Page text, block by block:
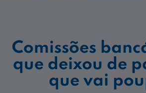
Comissões
que deixou de
que vai